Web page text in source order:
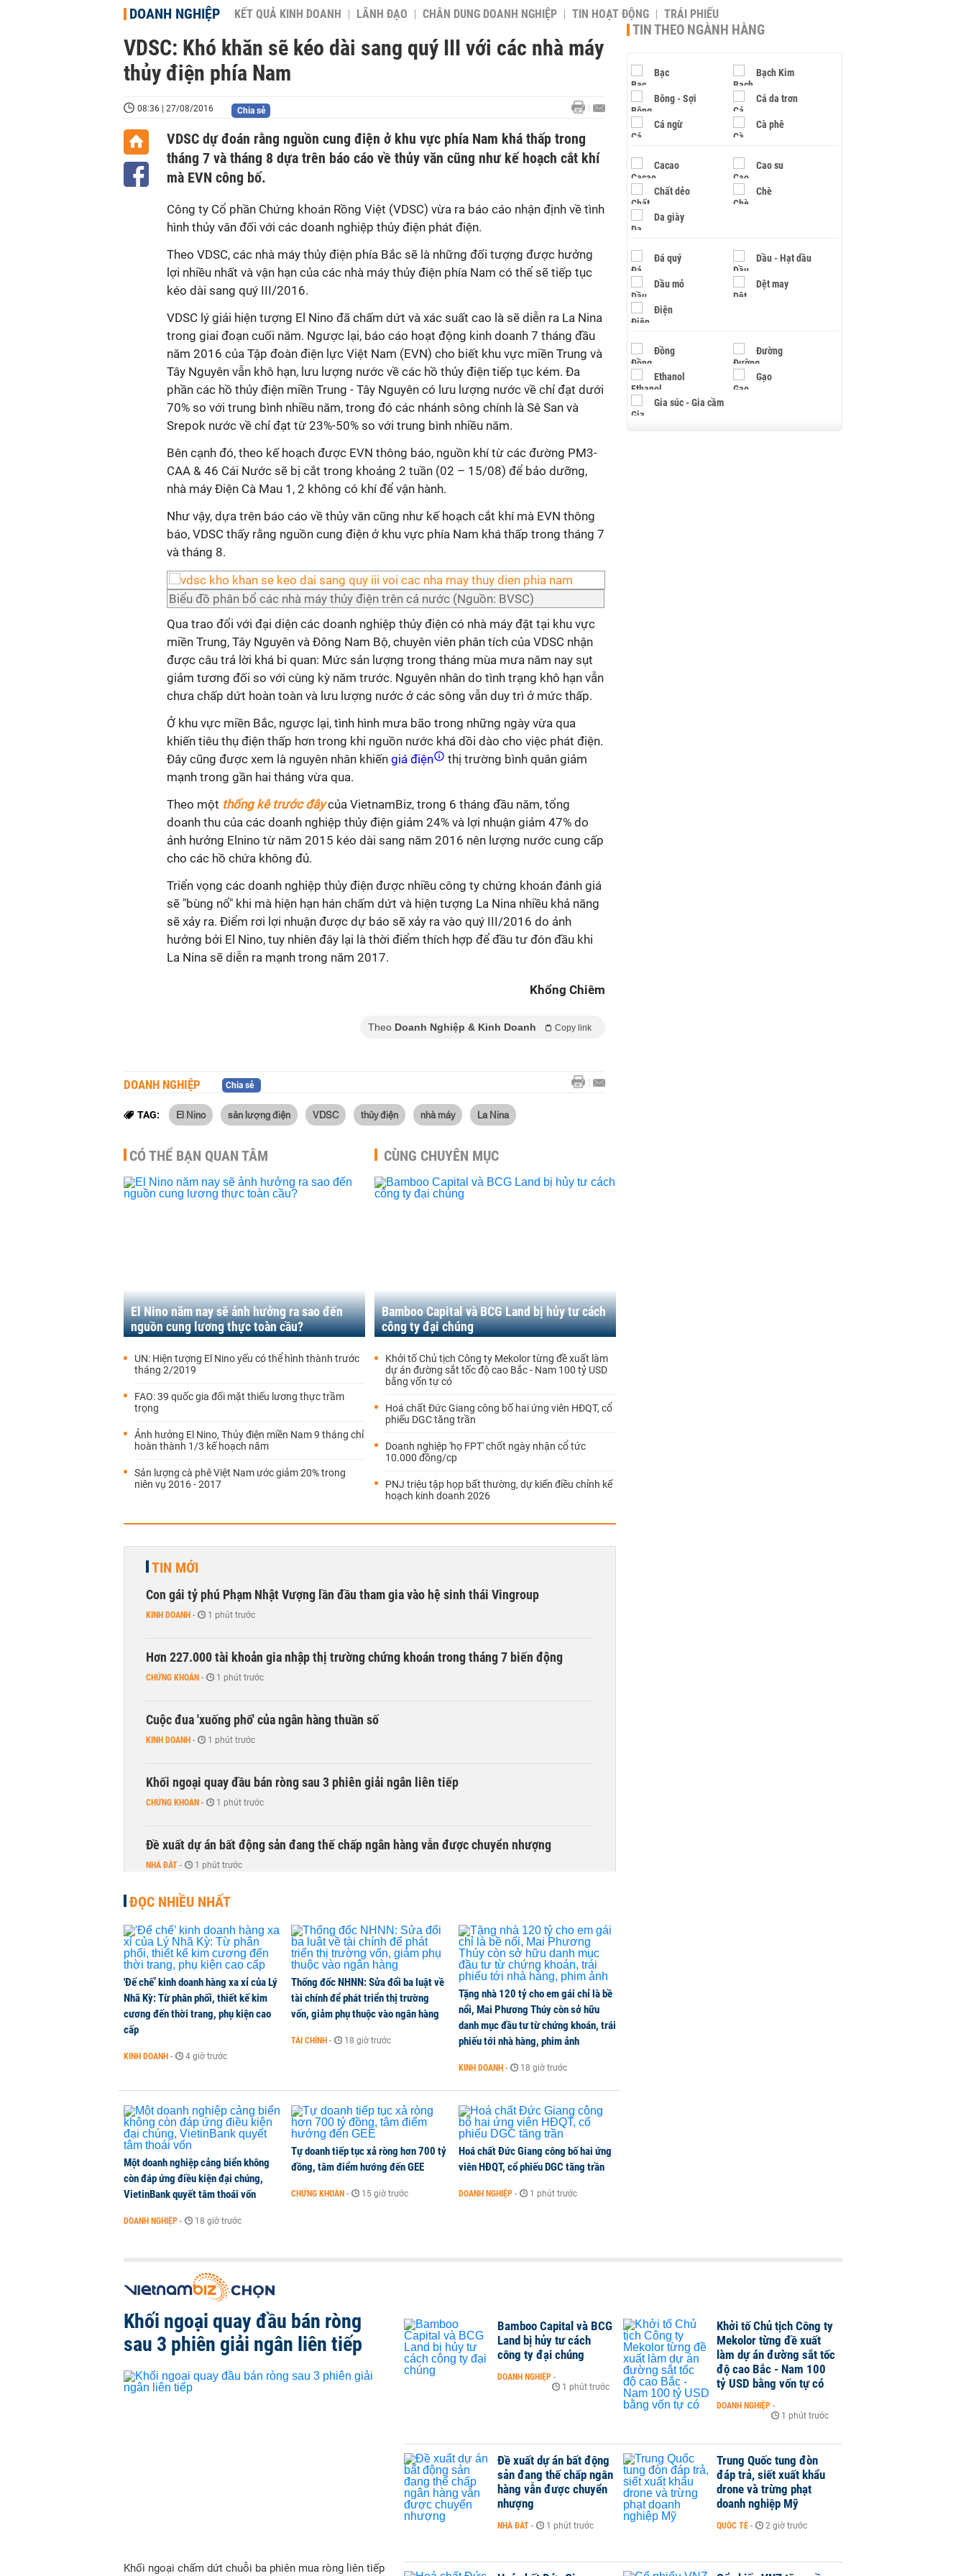
DOANH NGHIỆP KẾT QUẢ KINH DOANH LÃNH ĐẠO CHÂN DUNG DOANH NGHIỆP TIN HOẠT ĐỘNG TRÁI PHIẾU
VDSC: Khó khăn sẽ kéo dài sang quý III với các nhà máy
thủy điện phía Nam
08:36 | 27/08/2016 Chia sẻ
VDSC dự đoán rằng nguồn cung điện ở khu vực phía Nam khá thấp trong
tháng 7 và tháng 8 dựa trên báo cáo về thủy văn cũng như kế hoạch cắt khí
mà EVN công bố.
Công ty Cổ phần Chứng khoán Rồng Việt (VDSC) vừa ra báo cáo nhận định về tình
hình thủy văn đối với các doanh nghiệp thủy điện phát điện.
Theo VDSC, các nhà máy thủy điện phía Bắc sẽ là những đối tượng được hưởng
lợi nhiều nhất và vận hạn của các nhà máy thủy điện phía Nam có thể sẽ tiếp tục
kéo dài sang quý III/2016.
VDSC lý giải hiện tượng El Nino đã chấm dứt và xác suất cao là sẽ diễn ra La Nina
trong giai đoạn cuối năm. Ngược lại, báo cáo hoạt động kinh doanh 7 tháng đầu
năm 2016 của Tập đoàn điện lực Việt Nam (EVN) cho biết khu vực miền Trung và
Tây Nguyên vẫn khô hạn, lưu lượng nước về các hồ thủy điện tiếp tục kém. Đa
phần các hồ thủy điện miền Trung - Tây Nguyên có lưu lượng nước về chỉ đạt dưới
70% so với trung bình nhiều năm, trong đó các nhánh sông chính là Sê San và
Srepok nước về chỉ đạt từ 23%-50% so với trung bình nhiều năm.
Bên cạnh đó, theo kế hoạch được EVN thông báo, nguồn khí từ các đường PM3-
CAA & 46 Cái Nước sẽ bị cắt trong khoảng 2 tuần (02 – 15/08) để bảo dưỡng,
nhà máy Điện Cà Mau 1, 2 không có khí để vận hành.
Như vậy, dựa trên báo cáo về thủy văn cũng như kế hoạch cắt khí mà EVN thông
báo, VDSC thấy rằng nguồn cung điện ở khu vực phía Nam khá thấp trong tháng 7
và tháng 8.
Biểu đồ phân bổ các nhà máy thủy điện trên cả nước (Nguồn: BVSC)
Qua trao đổi với đại diện các doanh nghiệp thủy điện có nhà máy đặt tại khu vực
miền Trung, Tây Nguyên và Đông Nam Bộ, chuyên viên phân tích của VDSC nhận
được câu trả lời khá bi quan: Mức sản lượng trong tháng mùa mưa năm nay sụt
giảm tương đối so với cùng kỳ năm trước. Nguyên nhân do tình trạng khô hạn vẫn
chưa chấp dứt hoàn toàn và lưu lượng nước ở các sông vẫn duy trì ở mức thấp.
Ở khu vực miền Bắc, ngược lại, tình hình mưa bão trong những ngày vừa qua
khiến tiêu thụ điện thấp hơn trong khi nguồn nước khá dồi dào cho việc phát điện.
Đây cũng được xem là nguyên nhân khiến giá điện
thị trường bình quân giảm
mạnh trong gần hai tháng vừa qua.
Theo một thống kê trước đâycủa VietnamBiz, trong 6 tháng đầu năm, tổng
doanh thu của các doanh nghiệp thủy điện giảm 24% và lợi nhuận giảm 47% do
ảnh hưởng Elnino từ năm 2015 kéo dài sang năm 2016 nên lượng nước cung cấp
cho các hồ chứa không đủ.
Triển vọng các doanh nghiệp thủy điện được nhiều công ty chứng khoán đánh giá
sẽ "bùng nổ" khi mà hiện hạn hán chấm dứt và hiện tượng La Nina nhiều khả năng
sẽ xảy ra. Điểm rơi lợi nhuận được dự báo sẽ xảy ra vào quý III/2016 do ảnh
hưởng bởi El Nino, tuy nhiên đây lại là thời điểm thích hợp để đầu tư đón đầu khi
La Nina sẽ diễn ra mạnh trong năm 2017.
Khổng Chiêm
Theo Doanh Nghiệp & Kinh Doanh Copy link
DOANH NGHIỆP Chia sẻ
TAG: El Nino sản lượng điện VDSC thủy điện nhà máy La Nina
CÓ THỂ BẠN QUAN TÂM
El Nino năm nay sẽ ảnh hưởng ra sao đến
nguồn cung lương thực toàn cầu?
UN: Hiện tượng El Nino yếu có thể hình thành trước
tháng 2/2019
FAO: 39 quốc gia đối mặt thiếu lương thực trầm
trọng
Ảnh hưởng El Nino, Thủy điện miền Nam 9 tháng chỉ
hoàn thành 1/3 kế hoạch năm
Sản lượng cà phê Việt Nam ước giảm 20% trong
niên vụ 2016 - 2017
CÙNG CHUYÊN MỤC
Bamboo Capital và BCG Land bị hủy tư cách
công ty đại chúng
Khởi tố Chủ tịch Công ty Mekolor từng đề xuất làm
dự án đường sắt tốc độ cao Bắc - Nam 100 tỷ USD
bằng vốn tự có
Hoá chất Đức Giang công bố hai ứng viên HĐQT, cổ
phiếu DGC tăng trần
Doanh nghiệp 'họ FPT' chốt ngày nhận cổ tức
10.000 đồng/cp
PNJ triệu tập họp bất thường, dự kiến điều chỉnh kế
hoạch kinh doanh 2026
TIN MỚI
Con gái tỷ phú Phạm Nhật Vượng lần đầu tham gia vào hệ sinh thái Vingroup
KINH DOANH - 1 phút trước
Hơn 227.000 tài khoản gia nhập thị trường chứng khoán trong tháng 7 biến động
CHỨNG KHOÁN - 1 phút trước
Cuộc đua 'xuống phố' của ngân hàng thuần số
KINH DOANH - 1 phút trước
Khối ngoại quay đầu bán ròng sau 3 phiên giải ngân liên tiếp
CHỨNG KHOÁN - 1 phút trước
Đề xuất dự án bất động sản đang thế chấp ngân hàng vẫn được chuyển nhượng
NHÀ ĐẤT - 1 phút trước
Thị trường thường ‘phất lên’ trong tháng 8, nhóm ngành nào có tiềm năng dẫn sóng?
CHỨNG KHOÁN 1 phút trước
Giá xăng dầu đồng loạt giảm hơn 1.000 đồng/lít từ chiều 6/8
1 phút trước
'Giới hạn thời hạn sử dụng không biến chung cư thành tiêu sản'
NHÀ ĐẤT - 1 phút trước
ĐỌC NHIỀU NHẤT
'Đế chế’ kinh doanh hàng xa xỉ của Lý
Nhã Kỳ: Từ phân phối, thiết kế kim
cương đến thời trang, phụ kiện cao
cấp
KINH DOANH - 4 giờ trước
Thống đốc NHNN: Sửa đổi ba luật về
tài chính để phát triển thị trường
vốn, giảm phụ thuộc vào ngân hàng
TÀI CHÍNH - 18 giờ trước
Tặng nhà 120 tỷ cho em gái chỉ là bề
nổi, Mai Phương Thúy còn sở hữu
danh mục đầu tư từ chứng khoán, trái
phiếu tới nhà hàng, phim ảnh
KINH DOANH - 18 giờ trước
Một doanh nghiệp cảng biển không
còn đáp ứng điều kiện đại chúng,
VietinBank quyết tâm thoái vốn
DOANH NGHIỆP - 18 giờ trước
Tự doanh tiếp tục xả ròng hơn 700 tỷ
đồng, tâm điểm hướng đến GEE
CHỨNG KHOÁN - 15 giờ trước
Hoá chất Đức Giang công bố hai ứng
viên HĐQT, cổ phiếu DGC tăng trần
DOANH NGHIỆP - 1 phút trước
TIN THEO NGÀNH HÀNG
Bạc Bạch Kim
Bông - Sợi Cá da trơn
Cá ngừ Cà phê
Cacao Cao su
Chất dẻo Chè
Da giày
Đá quý Dầu - Hạt dầu
Dầu mỏ Dệt may
Điện
Đồng Đường
Ethanol Gạo
Gia súc - Gia cầm
Khối ngoại quay đầu bán ròng
sau 3 phiên giải ngân liên tiếp
Khối ngoại chấm dứt chuỗi ba phiên mua ròng liên tiếp
Bamboo Capital và BCG
Land bị hủy tư cách
công ty đại chúng
DOANH NGHIỆP -
1 phút trước
Khởi tố Chủ tịch Công ty
Mekolor từng đề xuất
làm dự án đường sắt tốc
độ cao Bắc - Nam 100
tỷ USD bằng vốn tự có
DOANH NGHIỆP -
1 phút trước
Đề xuất dự án bất động
sản đang thế chấp ngân
hàng vẫn được chuyển
nhượng
NHÀ ĐẤT - 1 phút trước
Trung Quốc tung đòn
đáp trả, siết xuất khẩu
drone và trừng phạt
doanh nghiệp Mỹ
QUỐC TẾ - 2 giờ trước